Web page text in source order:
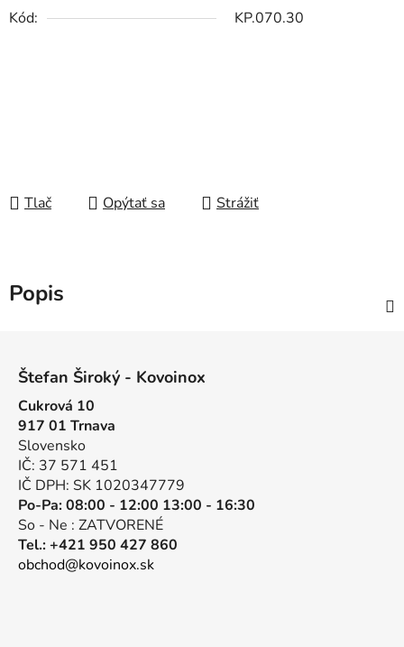
Kód:
KP.070.30
Tlač Opýtať sa Strážiť
Popis
Štefan Široký - Kovoinox
Cukrová 10
917 01 Trnava
Slovensko
IČ: 37 571 451
IČ DPH: SK 1020347779
Po-Pa: 08:00 - 12:00 13:00 - 16:30
So - Ne : ZATVORENÉ
Tel.: +421 950 427 860
obchod@kovoinox.sk